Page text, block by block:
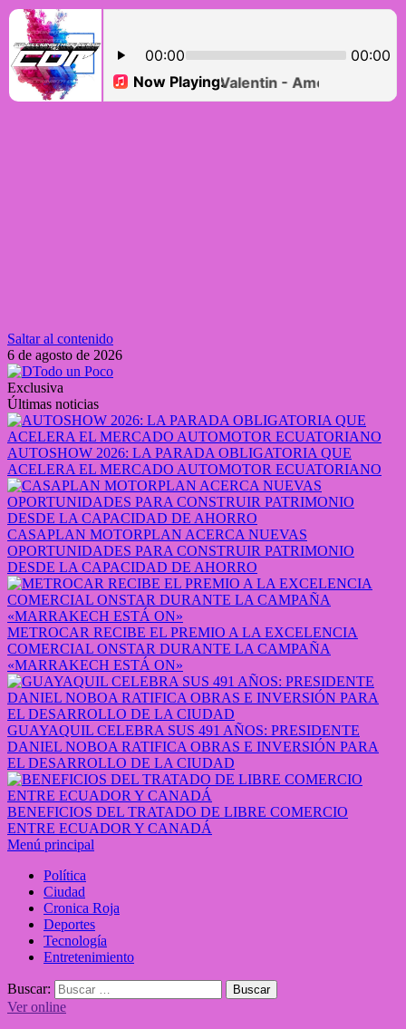
Saltar al contenido
6 de agosto de 2026
Exclusiva
Últimas noticias
AUTOSHOW 2026: LA PARADA OBLIGATORIA QUE
ACELERA EL MERCADO AUTOMOTOR ECUATORIANO
CASAPLAN MOTORPLAN ACERCA NUEVAS
OPORTUNIDADES PARA CONSTRUIR PATRIMONIO
DESDE LA CAPACIDAD DE AHORRO
METROCAR RECIBE EL PREMIO A LA EXCELENCIA
COMERCIAL ONSTAR DURANTE LA CAMPAÑA
«MARRAKECH ESTÁ ON»
GUAYAQUIL CELEBRA SUS 491 AÑOS: PRESIDENTE
DANIEL NOBOA RATIFICA OBRAS E INVERSIÓN PARA
EL DESARROLLO DE LA CIUDAD
BENEFICIOS DEL TRATADO DE LIBRE COMERCIO
ENTRE ECUADOR Y CANADÁ
Menú principal
Política
Ciudad
Cronica Roja
Deportes
Tecnología
Entretenimiento
Buscar:
Ver online